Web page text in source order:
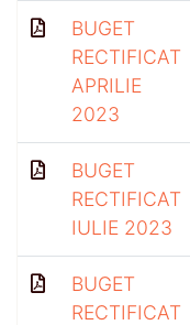
BUGET
RECTIFICAT
APRILIE
2023
BUGET
RECTIFICAT
IULIE 2023
BUGET
RECTIFICAT